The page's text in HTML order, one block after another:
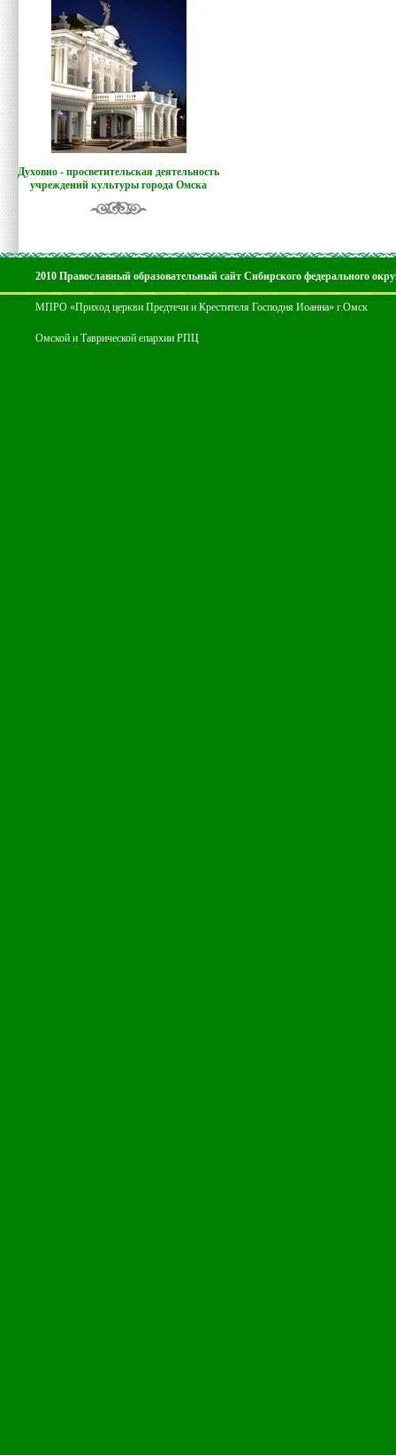
Духовно - просветительская деятельность
учреждений культуры города Омска
2010 Православный образовательный сайт Сибирского федерального
МПРО «Приход церкви Предтечи и Крестителя Господня Иоанна» г.Омск
Омской и Таврической епархии РПЦ